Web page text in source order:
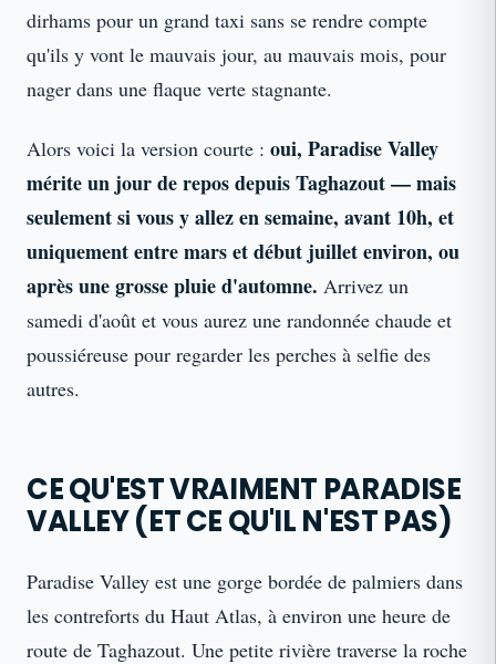
dirhams pour un grand taxi sans se rendre compte
qu'ils y vont le mauvais jour, au mauvais mois, pour
nager dans une flaque verte stagnante.
Alors voici la version courte : oui, Paradise Valley
mérite un jour de repos depuis Taghazout — mais
seulement si vous y allez en semaine, avant 10h, et
uniquement entre mars et début juillet environ, ou
après une grosse pluie d'automne. Arrivez un
samedi d'août et vous aurez une randonnée chaude et
poussiéreuse pour regarder les perches à selfie des
autres.
CE QU'EST VRAIMENT PARADISE
VALLEY (ET CE QU'IL N'EST PAS)
Paradise Valley est une gorge bordée de palmiers dans
les contreforts du Haut Atlas, à environ une heure de
route de Taghazout. Une petite rivière traverse la roche